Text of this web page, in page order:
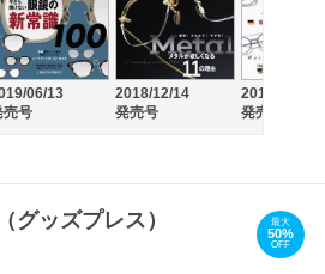
06/13
売号
2018/12/14
発売号
2018/06/14
発売号
グッズプレス） 最大
50%
OFF